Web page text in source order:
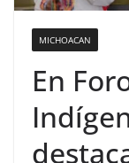
MICHOACAN
En